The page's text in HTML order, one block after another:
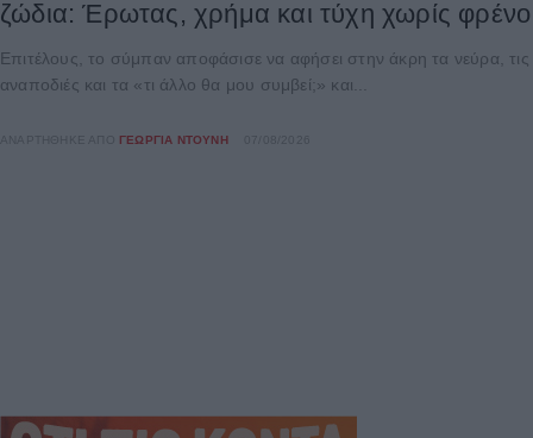
ζώδια: Έρωτας, χρήμα και τύχη χωρίς φρένο
Επιτέλους, το σύμπαν αποφάσισε να αφήσει στην άκρη τα νεύρα, τις
αναποδιές και τα «τι άλλο θα μου συμβεί;» και...
ΑΝΑΡΤΉΘΗΚΕ ΑΠΌ ΓΕΩΡΓΊΑ ΝΤΟΎΝΗ